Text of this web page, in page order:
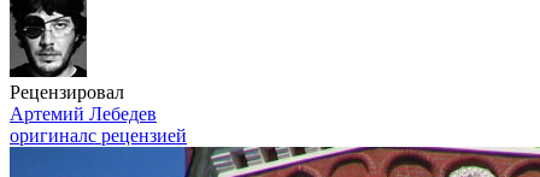
Рецензировал
Артемий Лебедев
оригиналс рецензией